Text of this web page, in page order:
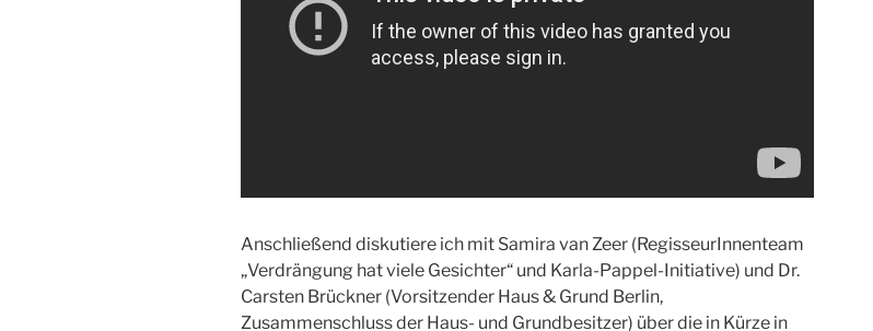
Anschließend diskutiere ich mit Samira van Zeer (RegisseurInnenteam
„Verdrängung hat viele Gesichter“ und Karla-Pappel-Initiative) und Dr.
Carsten Brückner (Vorsitzender Haus & Grund Berlin,
Zusammenschluss der Haus- und Grundbesitzer) über die in Kürze in